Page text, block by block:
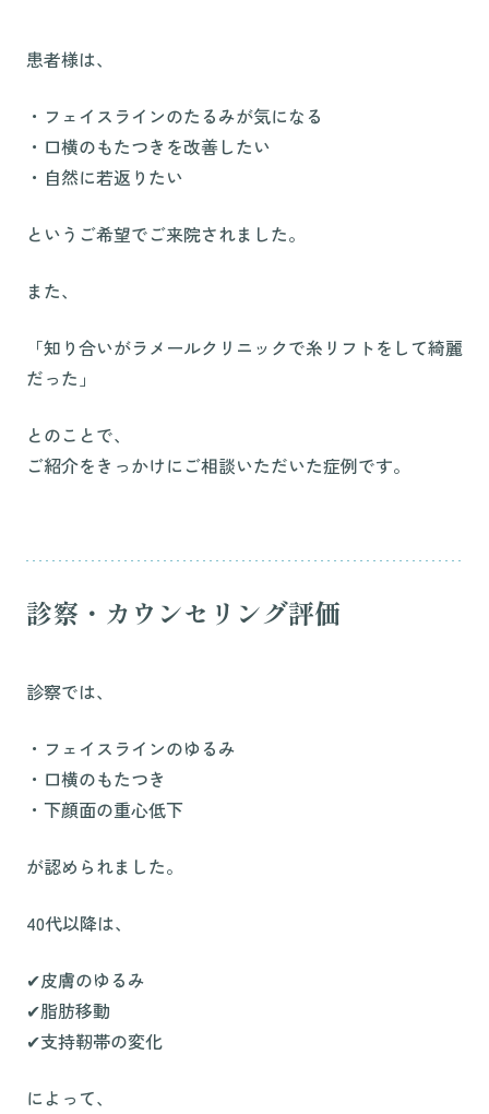
患者様は、
・フェイスラインのたるみが気になる
・口横のもたつきを改善したい
・自然に若返りたい
というご希望でご来院されました。
また、
「知り合いがラメールクリニックで糸リフトをして綺麗
だった」
とのことで、
ご紹介をきっかけにご相談いただいた症例です。
診察・カウンセリング評価
診察では、
・フェイスラインのゆるみ
・口横のもたつき
・下顔面の重心低下
が認められました。
40代以降は、
✔︎皮膚のゆるみ
✔︎脂肪移動
✔︎支持靭帯の変化
によって、